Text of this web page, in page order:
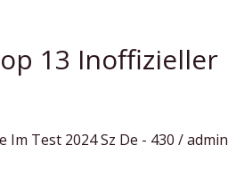
13
Im Test 2024 Sz De - 430 /admin